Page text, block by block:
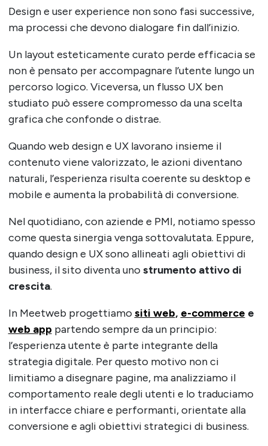
Design e user experience non sono fasi successive,
ma processi che devono dialogare fin dall’inizio.
Un layout esteticamente curato perde efficacia se
non è pensato per accompagnare l’utente lungo un
percorso logico. Viceversa, un flusso UX ben
studiato può essere compromesso da una scelta
grafica che confonde o distrae.
Quando web design e UX lavorano insieme il
contenuto viene valorizzato, le azioni diventano
naturali, l’esperienza risulta coerente su desktop e
mobile e aumenta la probabilità di conversione.
Nel quotidiano, con aziende e PMI, notiamo spesso
come questa sinergia venga sottovalutata. Eppure,
quando design e UX sono allineati agli obiettivi di
business, il sito diventa uno strumento attivo di
crescita.
In Meetweb progettiamo siti web, e-commerce e
web app partendo sempre da un principio:
l’esperienza utente è parte integrante della
strategia digitale. Per questo motivo non ci
limitiamo a disegnare pagine, ma analizziamo il
comportamento reale degli utenti e lo traduciamo
in interfacce chiare e performanti, orientate alla
conversione e agli obiettivi strategici di business.